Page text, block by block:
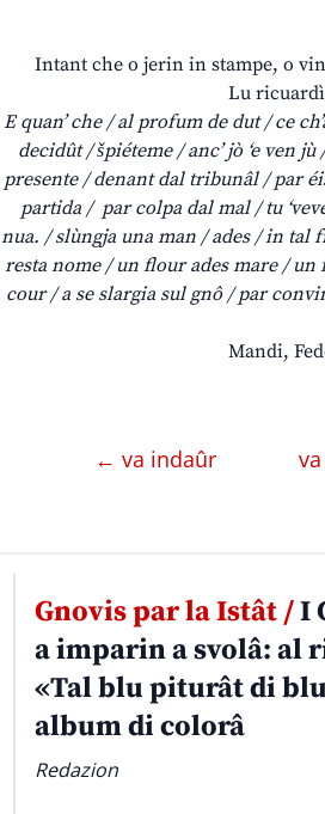
Intant che o jerin in stampe, o
Lu
E quan’ che / al profum de dut / ce
decidût / špiéteme / anc’ jò ‘e ven
presente / denant dal tribunâl / par
partida / par colpa dal mal / tu
nua. / slùngja una man / ades / in tal
resta nome / un flour ades mare / un
cour / a se slargia sul gnô / par
Mandi,
← va indaûr
Gnovis par la Istât /I
a imparin a svolâ: al
«Tal blu piturât di
album di colorâ
Redazion